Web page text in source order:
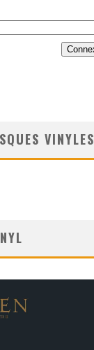
VINYLES